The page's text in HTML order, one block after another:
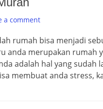
a comment
rumah bisa menjadi
anda merupakan rumah
adalah hal yang sudah
membuat anda stress,